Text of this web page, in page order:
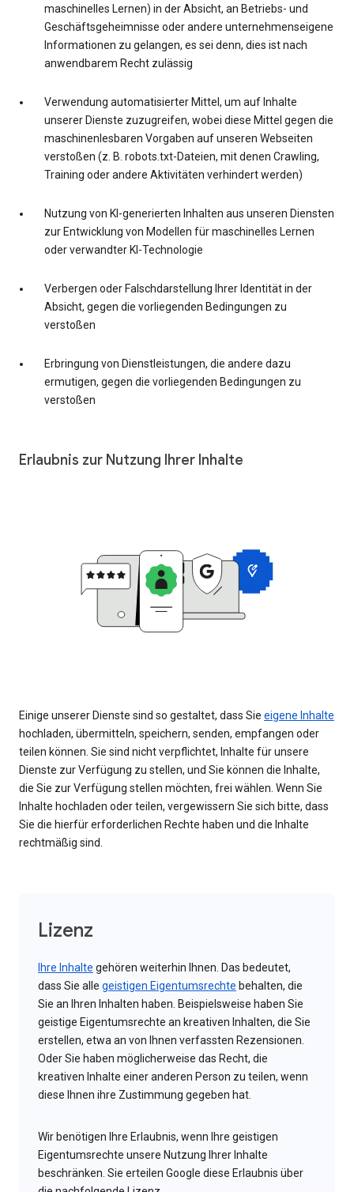
maschinelles Lernen) in der Absicht, an Betriebs- und
Geschäftsgeheimnisse oder andere unternehmenseigene
Informationen zu gelangen, es sei denn, dies ist nach
anwendbarem Recht zulässig
Verwendung automatisierter Mittel, um auf Inhalte
unserer Dienste zuzugreifen, wobei diese Mittel gegen die
maschinenlesbaren Vorgaben auf unseren Webseiten
verstoßen (z. B. robots.txt-Dateien, mit denen Crawling,
Training oder andere Aktivitäten verhindert werden)
Nutzung von KI-generierten Inhalten aus unseren Diensten
zur Entwicklung von Modellen für maschinelles Lernen
oder verwandter KI-Technologie
Verbergen oder Falschdarstellung Ihrer Identität in der
Absicht, gegen die vorliegenden Bedingungen zu
verstoßen
Erbringung von Dienstleistungen, die andere dazu
ermutigen, gegen die vorliegenden Bedingungen zu
verstoßen
Erlaubnis zur Nutzung Ihrer Inhalte
Einige unserer Dienste sind so gestaltet, dass Sie eigene Inhalte
hochladen, übermitteln, speichern, senden, empfangen oder
teilen können. Sie sind nicht verpflichtet, Inhalte für unsere
Dienste zur Verfügung zu stellen, und Sie können die Inhalte,
die Sie zur Verfügung stellen möchten, frei wählen. Wenn Sie
Inhalte hochladen oder teilen, vergewissern Sie sich bitte, dass
Sie die hierfür erforderlichen Rechte haben und die Inhalte
rechtmäßig sind.
Lizenz
Ihre Inhalte gehören weiterhin Ihnen. Das bedeutet,
dass Sie alle geistigen Eigentumsrechte behalten, die
Sie an Ihren Inhalten haben. Beispielsweise haben Sie
geistige Eigentumsrechte an kreativen Inhalten, die Sie
erstellen, etwa an von Ihnen verfassten Rezensionen.
Oder Sie haben möglicherweise das Recht, die
kreativen Inhalte einer anderen Person zu teilen, wenn
diese Ihnen ihre Zustimmung gegeben hat.
Wir benötigen Ihre Erlaubnis, wenn Ihre geistigen
Eigentumsrechte unsere Nutzung Ihrer Inhalte
beschränken. Sie erteilen Google diese Erlaubnis über